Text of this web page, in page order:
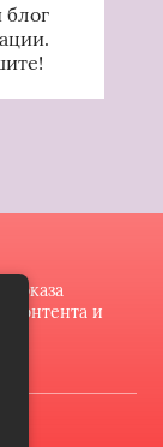
блог
контента и